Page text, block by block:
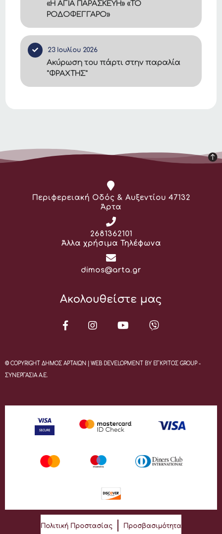
«Η ΑΓΙΑ ΠΑΡΑΣΚΕΥΗ» «ΤΟ
ΡΟΔΟΦΕΓΓΑΡΟ»
23 Ιουλίου 2026
Ακύρωση του πάρτι στην παραλία
"ΦΡΑΧΤΗΣ"
Διεύθυνση:
Περιφερειακή Οδός & Αυξεντίου 47132
Άρτα
Τηλέφωνο:
2681362101
Άλλα χρήσιμα Τηλέφωνα
Email:
dimos@arta.gr
Ακολουθείστε μας
© COPYRIGHT ΔΗΜΟΣ ΑΡΤΑΙΩΝ | WEB DEVELOPMENT BY ΕΓΚΡΙΤΟΣ GROUP -
ΣΥΝΕΡΓΑΣΙΑ Α.Ε.
Πολιτική Προστασίας Προσβασιμότητα